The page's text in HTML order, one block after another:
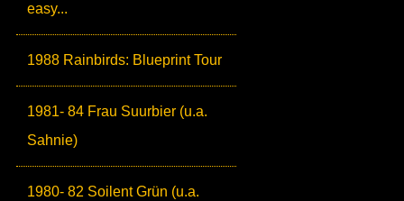
easy...
1988 Rainbirds: Blueprint Tour
1981- 84 Frau Suurbier (u.a.
Sahnie)
1980- 82 Soilent Grün (u.a.